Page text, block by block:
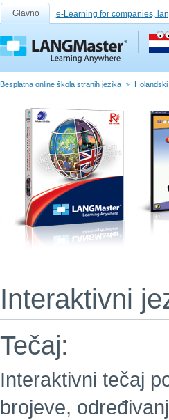
Glavno e-Learning for companies,
Besplatna online škola stranih jezika
Interaktivni
Tečaj:
Interaktivni tečaj
brojeve,